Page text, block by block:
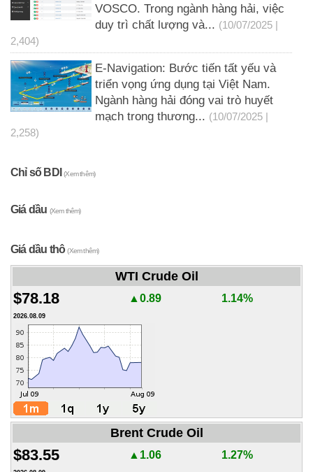
VOSCO. Trong ngành hàng hải, việc
duy trì chất lượng và... (10/07/2025 |
2,404)
E-Navigation: Bước tiến tất yếu và
triển vọng ứng dụng tại Việt Nam.
Ngành hàng hải đóng vai trò huyết
mạch trong thương... (10/07/2025 |
2,258)
Chỉ số BDI(Xem thêm)
Giá dầu (Xem thêm)
Giá dầu thô(Xem thêm)
WTI Crude Oil
$78.18 ▲0.89 1.14%
2026.08.09
Brent Crude Oil
$83.55 ▲1.06 1.27%